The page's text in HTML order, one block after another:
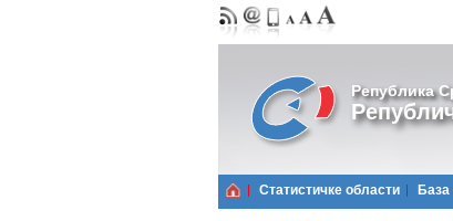
Република
Статистичке области Базa